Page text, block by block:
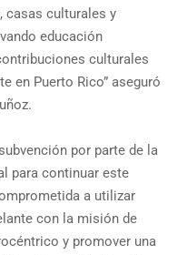
casas culturales y
educación
culturales
en Puerto Rico” aseguró
por parte de la
para continuar este
a utilizar
con la misión de
y promover una